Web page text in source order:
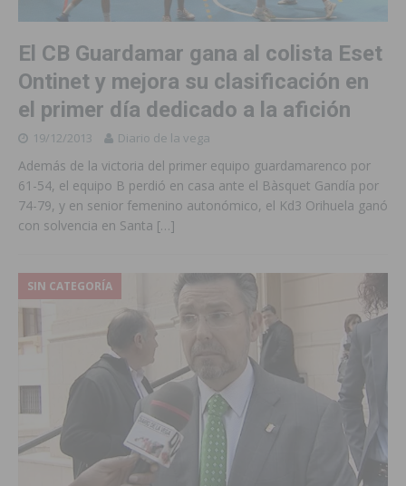
El CB Guardamar gana al colista Eset
Ontinet y mejora su clasificación en
el primer día dedicado a la afición
19/12/2013 Diario de la vega
Además de la victoria del primer equipo guardamarenco por
61-54, el equipo B perdió en casa ante el Bàsquet Gandía por
74-79, y en senior femenino autonómico, el Kd3 Orihuela ganó
con solvencia en Santa […]
SIN CATEGORÍA